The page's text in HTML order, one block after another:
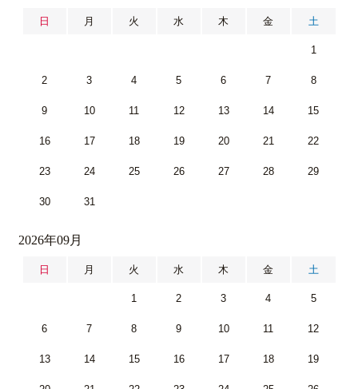
日 月 火 水 木 金 土
1
2 3 4 5 6 7 8
9 10 11 12 13 14 15
16 17 18 19 20 21 22
23 24 25 26 27 28 29
30 31
2026年09月
日 月 火 水 木 金 土
1 2 3 4 5
6 7 8 9 10 11 12
13 14 15 16 17 18 19